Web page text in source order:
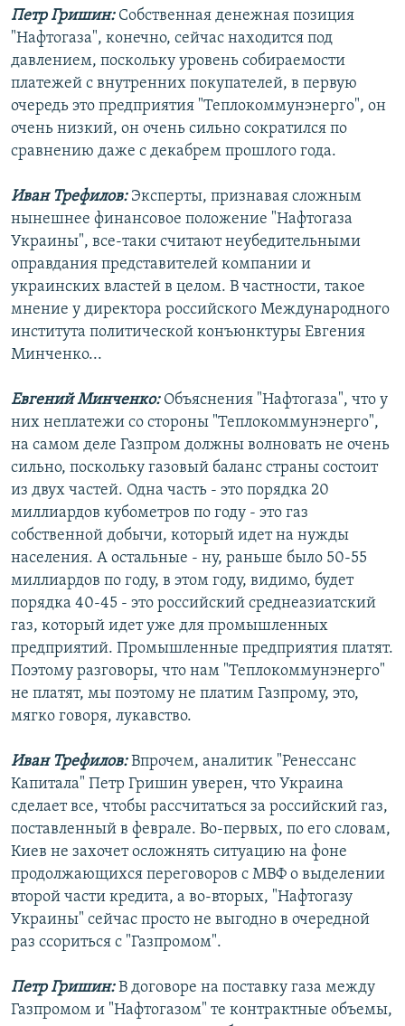
Петр Гришин:Собственная денежная позиция
"Нафтогаза", конечно, сейчас находится под
давлением, поскольку уровень собираемости
платежей с внутренних покупателей, в первую
очередь это предприятия "Теплокоммунэнерго", он
очень низкий, он очень сильно сократился по
сравнению даже с декабрем прошлого года.
Иван Трефилов: Эксперты, признавая сложным
нынешнее финансовое положение "Нафтогаза
Украины", все-таки считают неубедительными
оправдания представителей компании и
украинских властей в целом. В частности, такое
мнение у директора российского Международного
института политической конъюнктуры Евгения
Минченко...
Евгений Минченко:Объяснения "Нафтогаза", что у
них неплатежи со стороны "Теплокоммунэнерго",
на самом деле Газпром должны волновать не очень
сильно, поскольку газовый баланс страны состоит
из двух частей. Одна часть - это порядка 20
миллиардов кубометров по году - это газ
собственной добычи, который идет на нужды
населения. А остальные - ну, раньше было 50-55
миллиардов по году, в этом году, видимо, будет
порядка 40-45 - это российский среднеазиатский
газ, который идет уже для промышленных
предприятий. Промышленные предприятия платят.
Поэтому разговоры, что нам "Теплокоммунэнерго"
не платят, мы поэтому не платим Газпрому, это,
мягко говоря, лукавство.
Иван Трефилов:Впрочем, аналитик "Ренессанс
Капитала" Петр Гришин уверен, что Украина
сделает все, чтобы рассчитаться за российский газ,
поставленный в феврале. Во-первых, по его словам,
Киев не захочет осложнять ситуацию на фоне
продолжающихся переговоров с МВФ о выделении
второй части кредита, а во-вторых, "Нафтогазу
Украины" сейчас просто не выгодно в очередной
раз ссориться с "Газпромом".
Петр Гришин:В договоре на поставку газа между
Газпромом и "Нафтогазом" те контрактные объемы,